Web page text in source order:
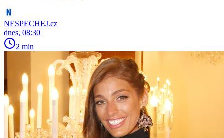
NESPECHEJ.cz
dnes, 08:30
2 min